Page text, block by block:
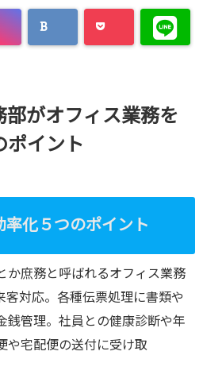
部がオフィス業務を
ポイント
率化５つのポイント
か庶務と呼ばれるオフィス業務
客対応。各種伝票処理に書類や
銭管理。社員との健康診断や年
や宅配便の送付に受け取